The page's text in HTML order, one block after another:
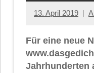
13. April 2019
Für eine neue
Jahrhunderten